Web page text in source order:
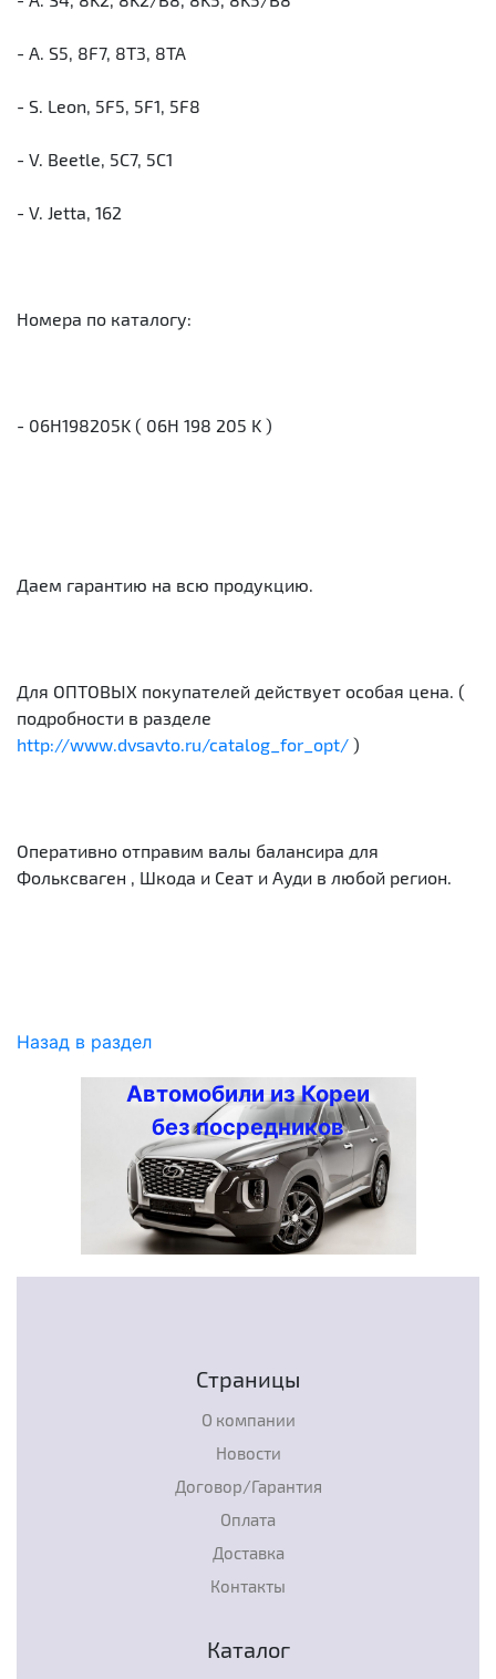
- A. S5, 8F7, 8T3, 8TA
- S. Leon, 5F5, 5F1, 5F8
- V. Beetle, 5C7, 5C1
- V. Jetta, 162
Номера по каталогу:
- 06H198205K ( 06H 198 205 K )
Даем гарантию на всю продукцию.
Для ОПТОВЫХ покупателей действует особая цена. (
подробности в разделе
http://www.dvsavto.ru/catalog_for_opt/ )
Оперативно отправим валы балансира для
Фольксваген , Шкода и Сеат и Ауди в любой регион.
Назад в раздел
Автомобили из Кореи
без посредников
Страницы
О компании
Новости
Договор/Гарантия
Оплата
Доставка
Контакты
Каталог